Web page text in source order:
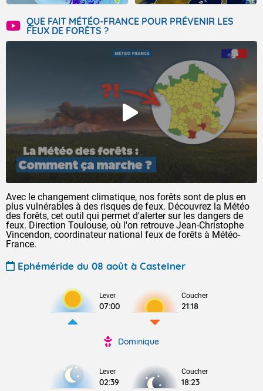
QUE FAIT MÉTÉO-FRANCE POUR PRÉVENIR LES
FEUX DE FORÊTS ?
Avec le changement climatique, nos forêts sont de plus en
plus vulnérables à des risques de feux. Découvrez la Météo
des forêts, cet outil qui permet d'alerter sur les dangers de
feux. Direction Toulouse, où l'on retrouve Jean-Christophe
Vincendon, coordinateur national feux de forêts à Météo-
France.
Ephéméride du 08 août à Castelner
Lever
07:00
Coucher
21:18
Dominique
Lever
02:39
Coucher
18:23